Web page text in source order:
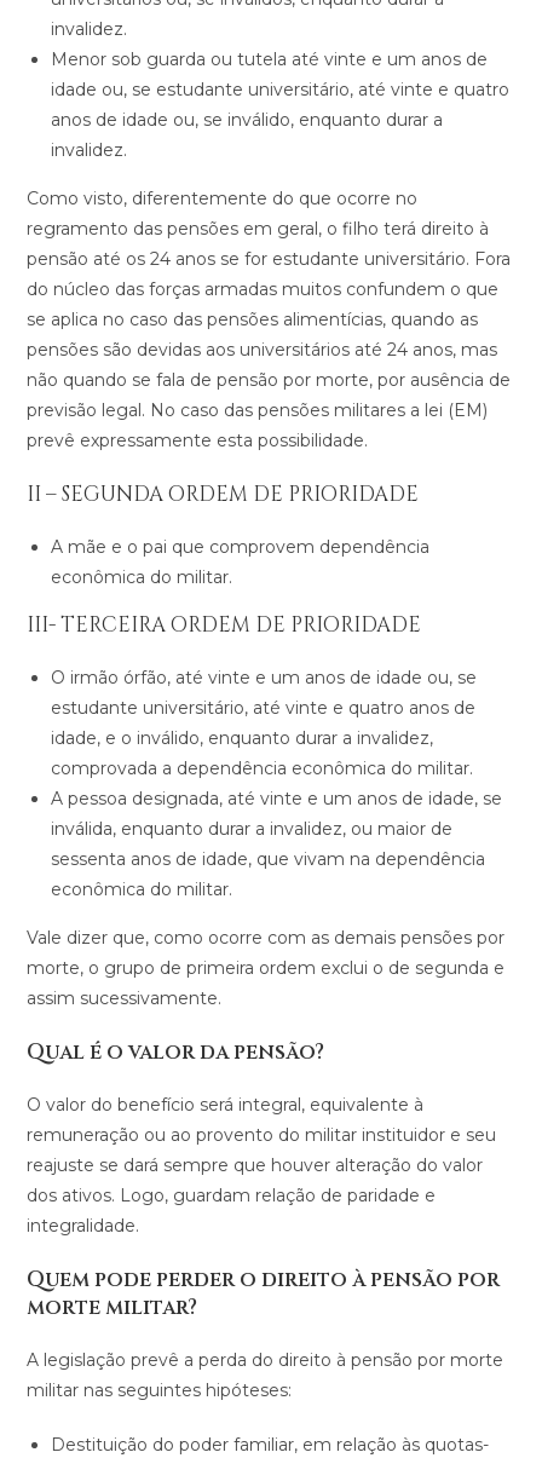
invalidez.
Menor sob guarda ou tutela até vinte e um anos de
idade ou, se estudante universitário, até vinte e quatro
anos de idade ou, se inválido, enquanto durar a
invalidez.
Como visto, diferentemente do que ocorre no
regramento das pensões em geral, o filho terá direito à
pensão até os 24 anos se for estudante universitário. Fora
do núcleo das forças armadas muitos confundem o que
se aplica no caso das pensões alimentícias, quando as
pensões são devidas aos universitários até 24 anos, mas
não quando se fala de pensão por morte, por ausência de
previsão legal. No caso das pensões militares a lei (EM)
prevê expressamente esta possibilidade.
II – SEGUNDA ORDEM DE PRIORIDADE
A mãe e o pai que comprovem dependência
econômica do militar.
III- TERCEIRA ORDEM DE PRIORIDADE
O irmão órfão, até vinte e um anos de idade ou, se
estudante universitário, até vinte e quatro anos de
idade, e o inválido, enquanto durar a invalidez,
comprovada a dependência econômica do militar.
A pessoa designada, até vinte e um anos de idade, se
inválida, enquanto durar a invalidez, ou maior de
sessenta anos de idade, que vivam na dependência
econômica do militar.
Vale dizer que, como ocorre com as demais pensões por
morte, o grupo de primeira ordem exclui o de segunda e
assim sucessivamente.
Qual é o valor da pensão?
O valor do benefício será integral, equivalente à
remuneração ou ao provento do militar instituidor e seu
reajuste se dará sempre que houver alteração do valor
dos ativos. Logo, guardam relação de paridade e
integralidade.
Quem pode perder o direito à pensão por
morte militar?
A legislação prevê a perda do direito à pensão por morte
militar nas seguintes hipóteses:
Destituição do poder familiar, em relação às quotas-